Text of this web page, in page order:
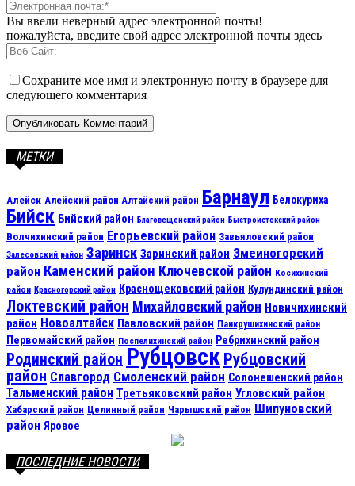
Вы ввели неверный адрес электронной почты!
пожалуйста, введите свой адрес электронной почты здесь
Сохраните мое имя и электронную почту в браузере для
следующего комментария
МЕТКИ
Алейск Алейский район Алтайский район Барнаул Белокуриха
Бийск Бийский район Благовещенский район Быстроистокский район
Волчихинский район Егорьевский район Завьяловский район
Залесовский район Заринск Заринский район Змеиногорский
район Каменский район Ключевской район Косихинский
район Красногорский район Краснощековский район Кулундинский район
Локтевский район Михайловский район Новичихинский
район Новоалтайск Павловский район Панкрушихинский район
Первомайский район Поспелихинский район Ребрихинский район
Родинский район Рубцовск Рубцовский
район Славгород Смоленский район Солонешенский район
Тальменский район Третьяковский район Угловский район
Хабарский район Целинный район Чарышский район Шипуновский
район Яровое
ПОСЛЕДНИЕ НОВОСТИ